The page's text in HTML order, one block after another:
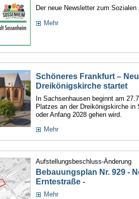
Der neue Newsletter zum
Mehr
Schöneres Frankfurt –
Dreikönigskirche startet
In Sachsenhausen beginnt am
Platzes an der Dreikönigskirche
oder Anfang 2028 gehen wird.
Mehr
Aufstellungsbeschluss-Änderung
Bebauungsplan Nr. 929 -
Erntestraße -
Mehr